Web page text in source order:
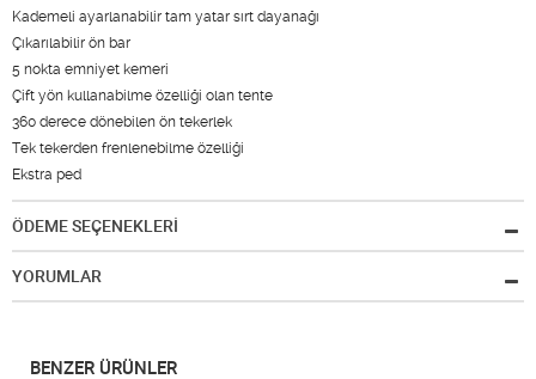
Kademeli ayarlanabilir tam yatar sırt dayanağı
Çıkarılabilir ön bar
5 nokta emniyet kemeri
Çift yön kullanabilme özelliği olan tente
360 derece dönebilen ön tekerlek
Tek tekerden frenlenebilme özelliği
Ekstra ped
ÖDEME SEÇENEKLERİ
YORUMLAR
BENZER ÜRÜNLER